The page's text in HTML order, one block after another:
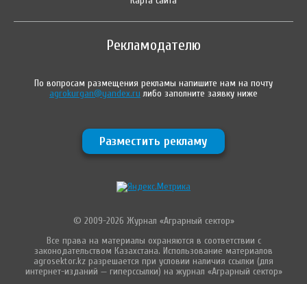
Рекламодателю
По вопросам размещения рекламы напишите нам на почту
agrokurgan@yandex.ru либо заполните заявку ниже
Разместить рекламу
© 2009-2026 Журнал «Аграрный сектор»
Все права на материалы охраняются в соответствии с
законодательством Казахстана. Использование материалов
agrosektor.kz разрешается при условии наличия ссылки (для
интернет-изданий — гиперссылки) на журнал «Аграрный сектор»